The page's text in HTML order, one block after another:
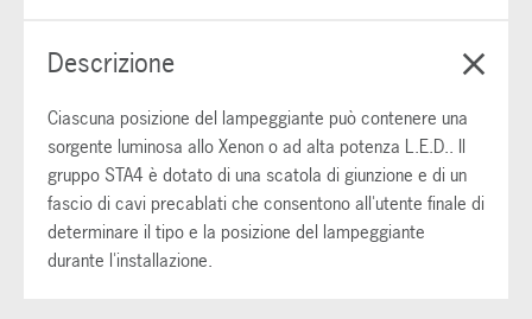
Descrizione
Ciascuna posizione del lampeggiante può contenere una
sorgente luminosa allo Xenon o ad alta potenza L.E.D.. Il
gruppo STA4 è dotato di una scatola di giunzione e di un
fascio di cavi precablati che consentono all'utente finale di
determinare il tipo e la posizione del lampeggiante
durante l'installazione.